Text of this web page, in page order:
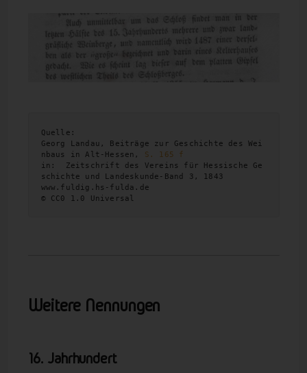
Quelle:
Georg Landau, Beiträge zur Geschichte des Wei
nbaus in Alt-Hessen, S. 165 f
in:  Zeitschrift des Vereins für Hessische Ge
schichte und Landeskunde-Band 3, 1843
www.fuldig.hs-fulda.de
© CC0 1.0 Universal
Weitere Nennungen
16. Jahrhundert